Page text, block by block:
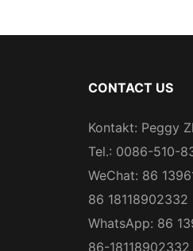
CONTACT US
Kontakt: Peggy
Tel.: 0086-510-
WeChat: 86
86 18118902332
WhatsApp: 86
86-18118902332